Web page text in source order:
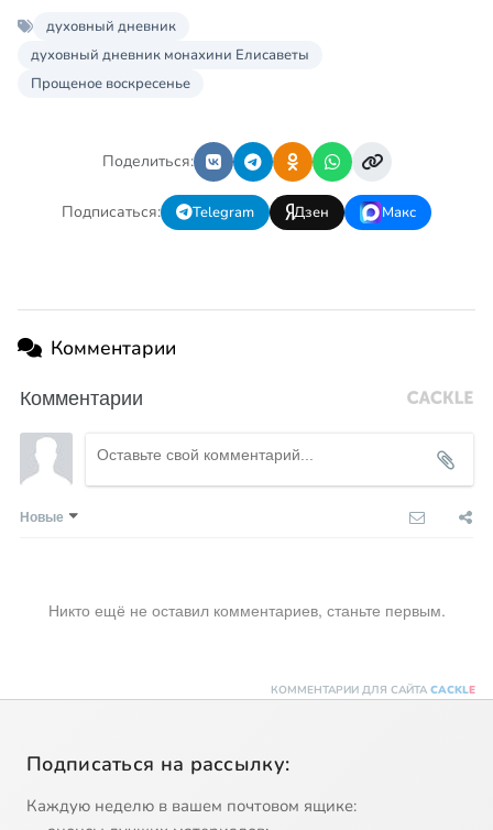
духовный дневник
духовный дневник монахини Елисаветы
Прощеное воскресенье
Поделиться:
Подписаться: Telegram Дзен Макс
Комментарии
Комментарии
Новые
Никто ещё не оставил комментариев, станьте первым.
КОММЕНТАРИИ ДЛЯ САЙТА CACKLE
Подписаться на рассылку:
Каждую неделю в вашем почтовом ящике: